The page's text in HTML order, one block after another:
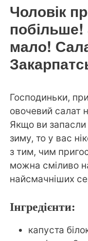
Чоловік
побільше!
мало!
Господиньки,
овочевий салат
Якщо ви запасли
зиму, то у вас
з тим, чим
можна сміливо
найсмачніших
Інгредієнти:
капуста